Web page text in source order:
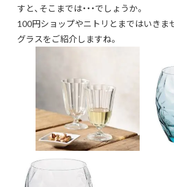
すと、そこまでは・・・でしょうか。
100円ショップやニトリとまではいきま
グラスをご紹介しますね。